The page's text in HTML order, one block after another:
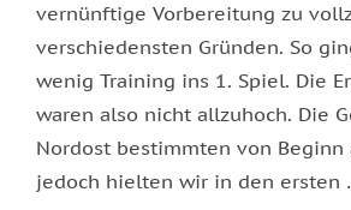
vernünftige Vorbereitung zu
verschiedensten Gründen. So
wenig Training ins 1. Spiel. Die
waren also nicht allzuhoch. Die
Nordost bestimmten von Beginn
jedoch hielten wir in den ersten